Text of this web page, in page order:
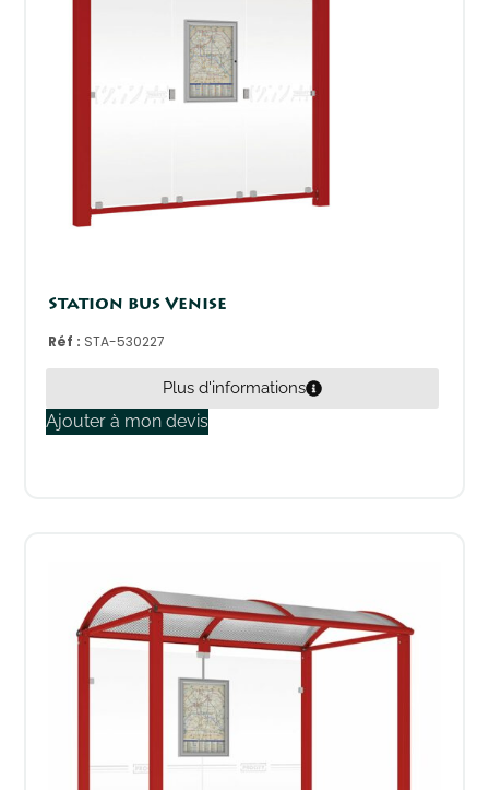
Station bus Venise
Réf : STA-530227
Plus d'informations
Ajouter à mon devis